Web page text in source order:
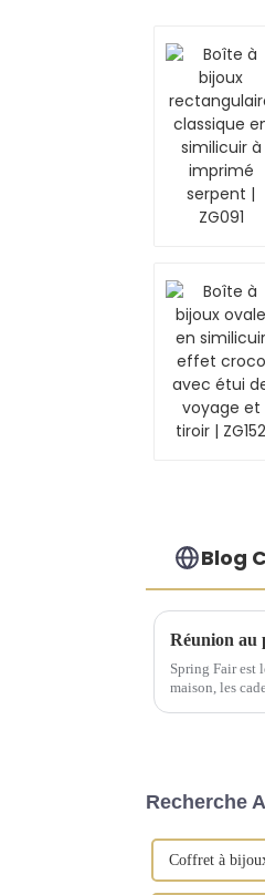
Blog
Réunion au
Spring Fair est
maison, les
Recherche
Coffret à